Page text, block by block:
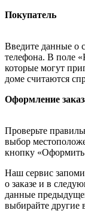
Покупатель
Введите данные о
телефона. В поле
которые могут
доме считаются
Оформление
Проверьте
выбор
кнопку «Оформить
Наш сервис
о заказе и в
данные
выбирайте другие